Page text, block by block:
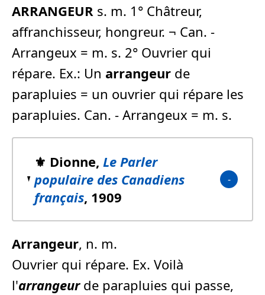
ARRANGEUR s. m. 1° Châtreur,
affranchisseur, hongreur. ¬ Can. -
Arrangeux = m. s. 2° Ouvrier qui
répare. Ex.: Un arrangeur de
parapluies = un ouvrier qui répare les
parapluies. Can. - Arrangeux = m. s.
⚜️ Dionne, Le Parler
populaire des Canadiens
français, 1909
Arrangeur, n. m.
Ouvrier qui répare. Ex. Voilà
l'arrangeurde parapluies qui passe,